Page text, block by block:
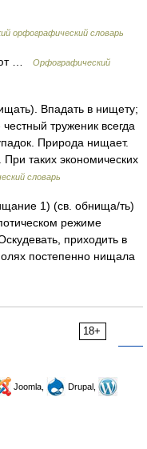
орфографический словарь
…
Орфографический
Впадать в нищету;
труженик всегда
Природа нищает.
таких экономических
словарь
1) (св. обнища/ть)
режиме
приходить в
постепенно нищала
18+
Joomla,
Drupal,